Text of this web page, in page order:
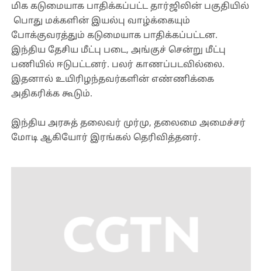
மிக கடுமையாக பாதிக்கப்பட்ட தார்ஜிலின் பகுதியில்
பொது மக்களின் இயல்பு வாழ்க்கையும்
போக்குவரத்தும் கடுமையாக பாதிக்கப்பட்டன.
இந்திய தேசிய மீட்பு படை, அங்குச் சென்று மீட்பு
பணியில் ஈடுபட்டனர். பலர் காணப்படவில்லை.
இதனால் உயிரிழந்தவர்களின் எண்ணிக்கை
அதிகரிக்க கூடும்.
இந்திய அரசுத் தலைவர் முர்மு, தலைமை அமைச்சர்
மோடி ஆகியோர் இரங்கல் தெரிவித்தனர்.